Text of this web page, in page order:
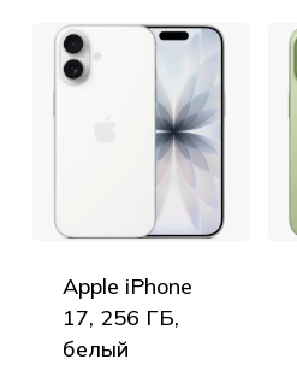
Apple iPhone
17, 256 ГБ,
белый